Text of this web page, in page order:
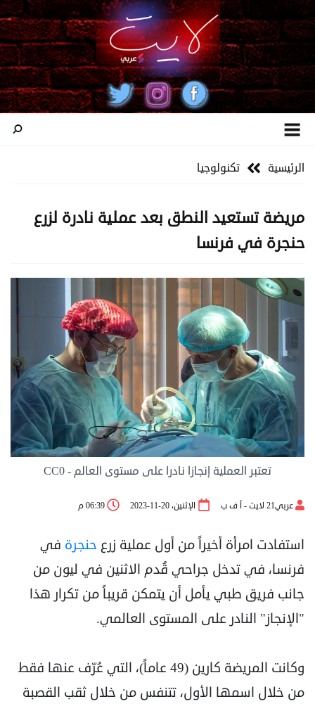
الرئيسية تكنولوجيا
مريضة تستعيد النطق بعد عملية نادرة لزرع
حنجرة في فرنسا
تعتبر العملية إنجازا نادرا على مستوى العالم - CC0
عربي21 لايت - أ ف ب الإثنين، 20-11-2023 06:39 م
استفادت امرأة أخيراً من أول عملية زرع حنجرة في
فرنسا، في تدخل جراحي قُدم الاثنين في ليون من
جانب فريق طبي يأمل أن يتمكن قريباً من تكرار هذا
"الإنجاز" النادر على المستوى العالمي.
وكانت المريضة كارين (49 عاماً)، التي عُرّف عنها فقط
من خلال اسمها الأول، تتنفس من خلال ثقب القصبة